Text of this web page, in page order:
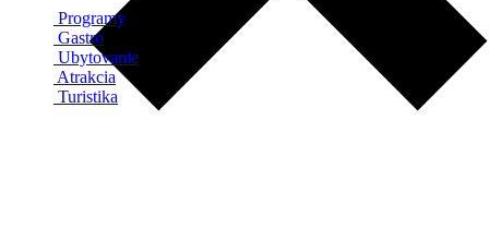
Programy
Gastro
Ubytovanie
Atrakcia
Turistika